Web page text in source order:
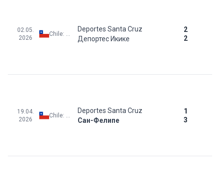
02.05.
2026
Chile: Primera B - Apertura - 2nd Phase
Deportes Santa Cruz
2
2
Депортес Икике
19.04.
2026
Chile: Primera B - Apertura - 2nd Phase
Deportes Santa Cruz
1
3
Сан-Фелипе